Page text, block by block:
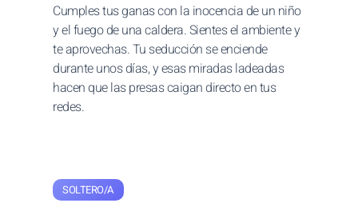
Cumples tus ganas con la inocencia de un niño
y el fuego de una caldera. Sientes el ambiente y
te aprovechas. Tu seducción se enciende
durante unos días, y esas miradas ladeadas
hacen que las presas caigan directo en tus
redes.
SOLTERO/A